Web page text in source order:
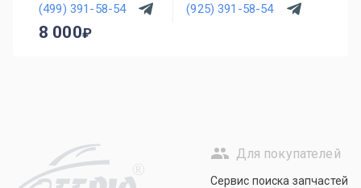
(499) 391-58-54 (925) 391-58-54
8 000
R
Для покупателей
Сервис поиска запчастей